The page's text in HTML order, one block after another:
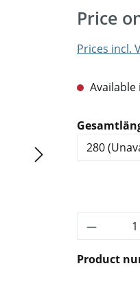
Price
Prices incl.
Available
Select
Product